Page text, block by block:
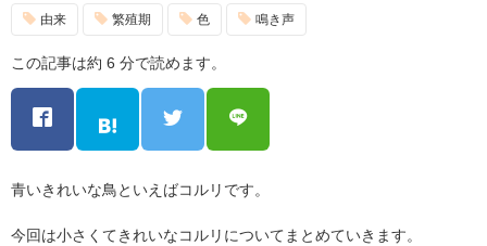
由来 繁殖期 色 鳴き声
この記事は約 6 分で読めます。
青いきれいな鳥といえばコルリです。
今回は小さくてきれいなコルリについてまとめていきます。